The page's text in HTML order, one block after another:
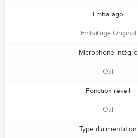
Emballage
Emballage Original
Microphone intégré
Oui
Fonction réveil
Oui
Type d'alimentation